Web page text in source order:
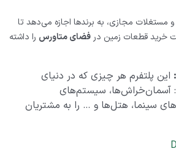
مستغلات مجازی، به برندها اجازه می‌دهد تا
خرید قطعات زمین درفضای متاورس را داشته
: این پلتفرم هر چیزی که در دنیای
آسمان‌خراش‌ها، سیستم‌های
سینما، هتل‌ها و … را به مشتریان